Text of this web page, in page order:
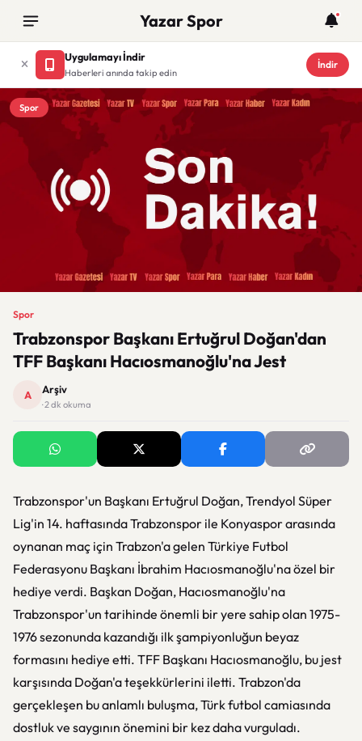
Yazar Spor
Uygulamayı İndir
Haberleri anında takip edin
İndir
Spor
Spor
Trabzonspor Başkanı Ertuğrul Doğan'dan
TFF Başkanı Hacıosmanoğlu'na Jest
A Arşiv
· 2 dk okuma
Trabzonspor'un Başkanı Ertuğrul Doğan, Trendyol Süper
Lig'in 14. haftasında Trabzonspor ile Konyaspor arasında
oynanan maç için Trabzon'a gelen Türkiye Futbol
Federasyonu Başkanı İbrahim Hacıosmanoğlu'na özel bir
hediye verdi. Başkan Doğan, Hacıosmanoğlu'na
Trabzonspor'un tarihinde önemli bir yere sahip olan 1975-
1976 sezonunda kazandığı ilk şampiyonluğun beyaz
formasını hediye etti. TFF Başkanı Hacıosmanoğlu, bu jest
karşısında Doğan'a teşekkürlerini iletti. Trabzon'da
gerçekleşen bu anlamlı buluşma, Türk futbol camiasında
dostluk ve saygının önemini bir kez daha vurguladı.